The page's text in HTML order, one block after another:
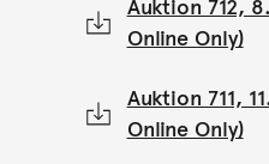
Auktion 712,
Online Only)
Auktion 711,
Online Only)